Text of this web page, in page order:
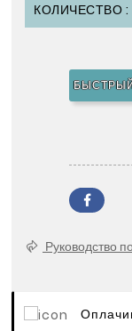
КОЛИЧЕСТВО :
Руководство